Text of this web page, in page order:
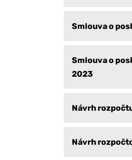
Smlouva o
Smlouva o
2023
Návrh
Návrh